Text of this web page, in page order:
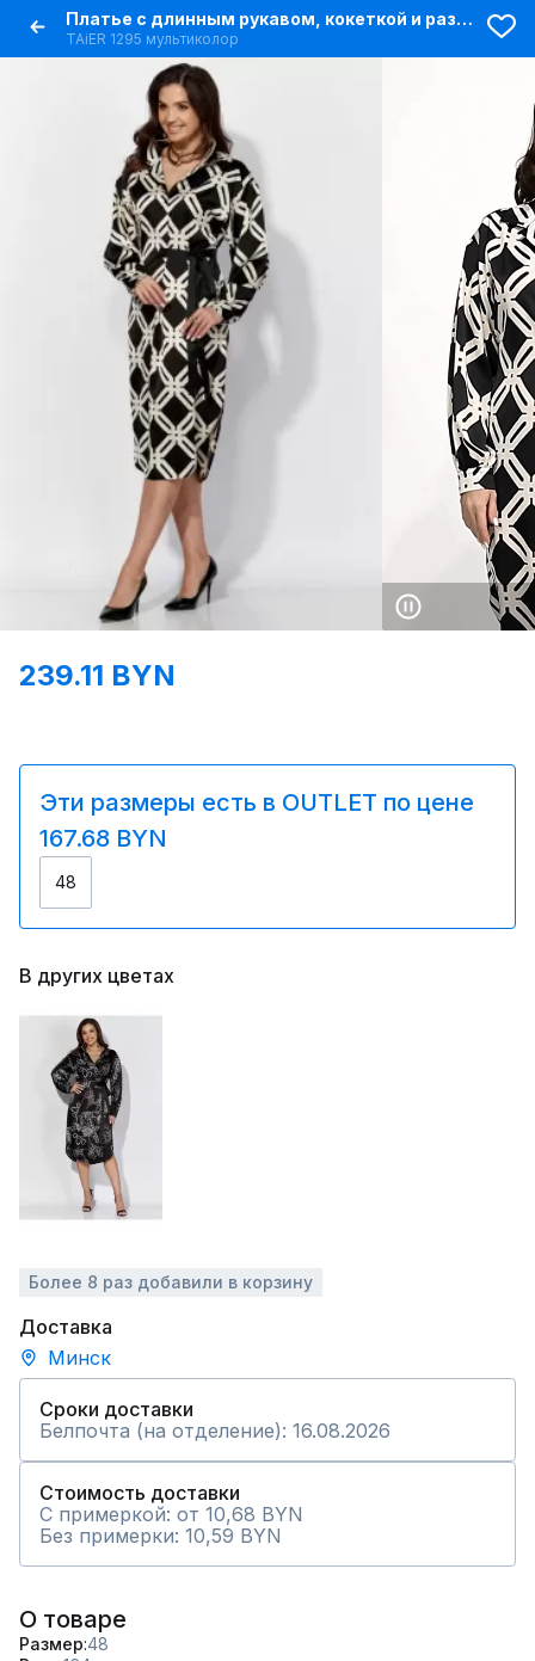
Платье с длинным рукавом, кокеткой и разрезами
TAiER 1295 мультиколор
239.11 BYN
Эти размеры есть в OUTLET по цене
167.68 BYN
48
В других цветах
Более 8 раз добавили в корзину
Доставка
Минск
Сроки доставки
Белпочта (на отделение): 16.08.2026
Стоимость доставки
С примеркой: от 10,68 BYN
Без примерки: 10,59 BYN
О товаре
Размер 48